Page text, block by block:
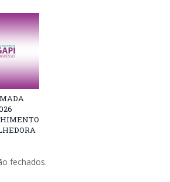
fechados.